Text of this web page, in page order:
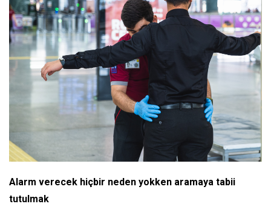
Alarm verecek hiçbir neden yokken aramaya tabii
tutulmak